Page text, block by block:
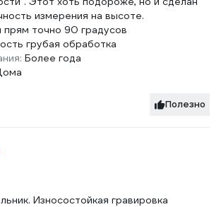
измерения на высоте.
прям точно 90 градусов
грубая обработка
Более года
Полезно
Износостойкая гравировка